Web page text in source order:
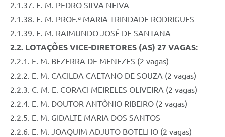
2.1.37. E. M. PEDRO SILVA NEIVA
2.1.38. E. M. PROF.ª MARIA TRINDADE RODRIGUES
2.1.39. E. M. RAIMUNDO JOSÉ DE SANTANA
2.2. LOTAÇÕES VICE-DIRETORES (AS) 27 VAGAS:
2.2.1. E. M. BEZERRA DE MENEZES (2 vagas)
2.2.2. E. M. CACILDA CAETANO DE SOUZA (2 vagas)
2.2.3. C. M. E. CORACI MEIRELES OLIVEIRA (2 vagas)
2.2.4. E. M. DOUTOR ANTÔNIO RIBEIRO (2 vagas)
2.2.5. E. M. GIDALTE MARIA DOS SANTOS
2.2.6. E. M. JOAQUIM ADJUTO BOTELHO (2 vagas)